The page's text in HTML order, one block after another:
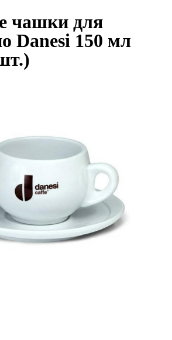
чашки для
Danesi 150 мл